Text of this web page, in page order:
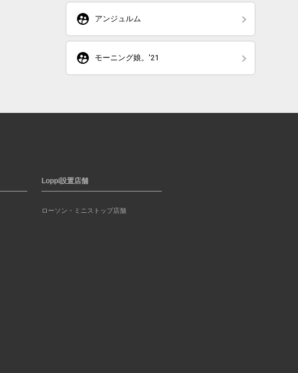
supervised_user_circle アンジュルム
supervised_user_circle モーニング娘。'21
Loppi設置店舗
ローソン・ミニストップ店舗